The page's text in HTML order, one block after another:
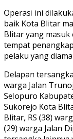
Operasi ini
baik Kota Blitar
Blitar yang masuk
tempat
pelaku yang
Delapan
warga Jalan
Selopuro
Sukorejo Kota
Blitar, RS (38)
(29) warga Jalan